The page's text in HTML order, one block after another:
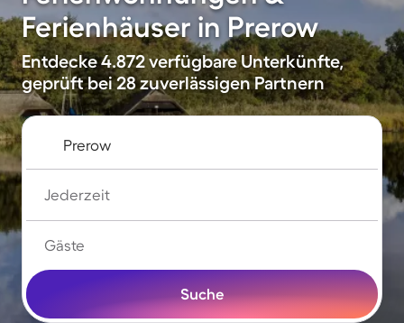
Ferienhäuser in Prerow
Entdecke 4.872 verfügbare Unterkünfte,
geprüft bei 28 zuverlässigen Partnern
Jederzeit
Gäste
Suche